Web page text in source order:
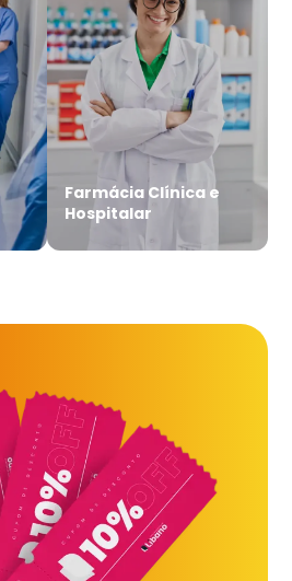
Farmácia Clínica e
Hospitalar